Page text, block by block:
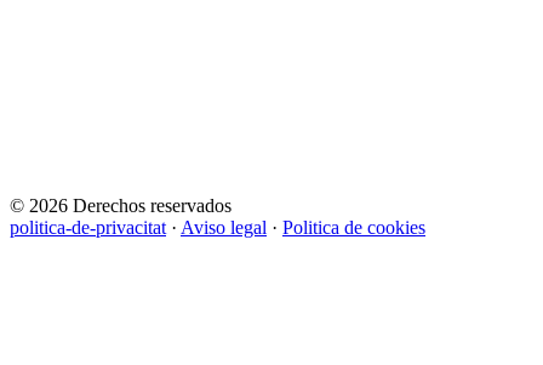
© 2026 Derechos reservados
politica-de-privacitat · Aviso legal · Politica de cookies